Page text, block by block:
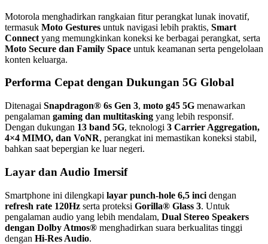
Motorola menghadirkan rangkaian fitur perangkat lunak inovatif,
termasuk Moto Gestures untuk navigasi lebih praktis, Smart
Connect yang memungkinkan koneksi ke berbagai perangkat, serta
Moto Secure dan Family Space untuk keamanan serta pengelolaan
konten keluarga.
Performa Cepat dengan Dukungan 5G Global
Ditenagai Snapdragon® 6s Gen 3, moto g45 5G menawarkan
pengalaman gaming dan multitasking yang lebih responsif.
Dengan dukungan 13 band 5G, teknologi 3 Carrier Aggregation,
4×4 MIMO, dan VoNR, perangkat ini memastikan koneksi stabil,
bahkan saat bepergian ke luar negeri.
Layar dan Audio Imersif
Smartphone ini dilengkapi layar punch-hole 6,5 inci dengan
refresh rate 120Hz serta proteksi Gorilla® Glass 3. Untuk
pengalaman audio yang lebih mendalam, Dual Stereo Speakers
dengan Dolby Atmos® menghadirkan suara berkualitas tinggi
dengan Hi-Res Audio.